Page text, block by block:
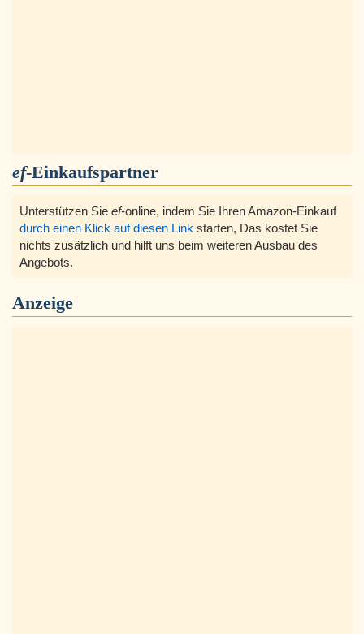
ef-Einkaufspartner
Unterstützen Sie ef-online, indem Sie Ihren Amazon-Einkauf
durch einen Klick auf diesen Link starten, Das kostet Sie
nichts zusätzlich und hilft uns beim weiteren Ausbau des
Angebots.
Anzeige